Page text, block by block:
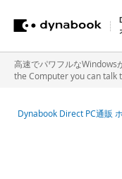
高速でパワフルなWindows
the Computer you can talk
Dynabook Direct PC通販